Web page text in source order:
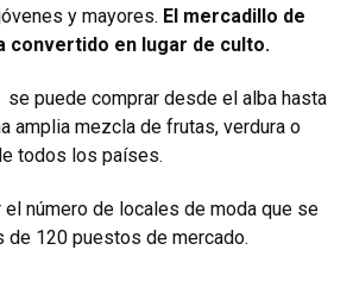
y mayores. El mercadillo de
convertido en lugar de culto.
se puede comprar desde el alba hasta
amplia mezcla de frutas, verdura o
todos los países.
el número de locales de moda que se
de 120 puestos de mercado.